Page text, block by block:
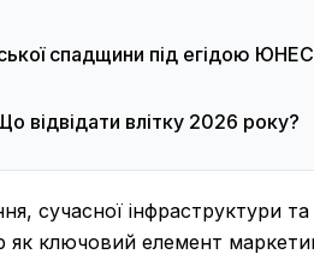
спадщини під егідою
відвідати влітку 2026 року?
сучасної інфраструктури
ключовий елемент